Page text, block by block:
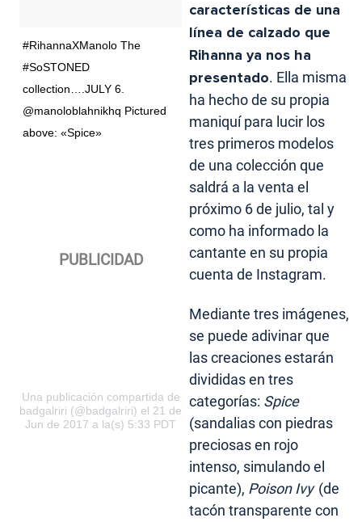
#RihannaXManolo The
#SoSTONED
collection….JULY 6.
@manoloblahnikhq Pictured
above: «Spice»
Una publicación compartida de
badgalriri (@badgalriri) el 21 de
Jun de 2017 a la(s) 5:33 PDT
características de una
línea de calzado que
Rihanna ya nos ha
presentado. Ella misma
ha hecho de su propia
maniquí para lucir los
tres primeros modelos
de una colección que
saldrá a la venta el
próximo 6 de julio, tal y
como ha informado la
cantante en su propia
cuenta de Instagram.
Mediante tres imágenes,
se puede adivinar que
las creaciones estarán
divididas en tres
categorías: Spice
(sandalias con piedras
preciosas en rojo
intenso, simulando el
picante), Poison Ivy (de
tacón transparente con